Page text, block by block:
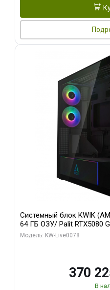
Системный блок KWIK
64 ГБ ОЗУ/ Palit RTX5080
GDDR7 256bit 3xDP HD/ 1 ТБ
Модель: KW-Live0078
370
В